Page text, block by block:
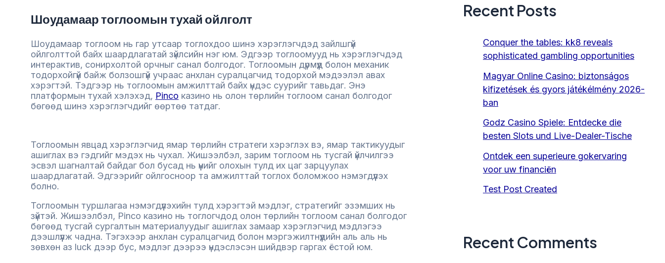
Шоудамаар тоглоомын тухай ойлголт
Шоудамаар тоглоом нь гар утсаар тоглохдоо шинэ хэрэглэгчдэд зайлшгүй
ойлголттой байх шаардлагатай зүйлсийн нэг юм. Эдгээр тоглоомууд нь хэрэглэгчдэд
интерактив, сонирхолтой орчныг санал болгодог. Тоглоомын дүрмүүд болон механик
тодорхойгүй байж болзошгүй учраас анхлан суралцагчид тодорхой мэдээлэл авах
хэрэгтэй. Тэдгээр нь тоглоомын амжилттай байх үндэс суурийг тавьдаг. Энэ
платформын тухай хэлэхэд, Pinco казино нь олон төрлийн тоглоом санал болгодог
бөгөөд шинэ хэрэглэгчдийг өөртөө татдаг.
Тоглоомын явцад хэрэглэгчид ямар төрлийн стратеги хэрэглэх вэ, ямар тактикуудыг
ашиглах вэ гэдгийг мэдэх нь чухал. Жишээлбэл, зарим тоглоом нь тусгай үйлчилгээ
эсвэл шагналтай байдаг бол бусад нь үүнийг олохын тулд их цаг зарцуулах
шаардлагатай. Эдгээрийг ойлгосноор та амжилттай тоглох боломжоо нэмэгдүүлэх
болно.
Тоглоомын туршлагаа нэмэгдүүлэхийн тулд хэрэгтэй мэдлэг, стратегийг эзэмших нь
зүйтэй. Жишээлбэл, Pinco казино нь тоглогчдод олон төрлийн тоглоом санал болгодог
бөгөөд тусгай сургалтын материалуудыг ашиглах замаар хэрэглэгчид мэдлэгээ
дээшлүүлж чадна. Тэгэхээр анхлан суралцагчид болон мэргэжилтнүүдийн аль аль нь
зөвхөн аз luck дээр бус, мэдлэг дээрээ үндэслэсэн шийдвэр гаргах ёстой юм.
Recent Posts
Conquer the tables: kk8 reveals
sophisticated gambling opportunities
Magyar Online Casino: biztonságos
kifizetések és gyors játékélmény 2026-
ban
Godz Casino Spiele: Entdecke die
besten Slots und Live-Dealer-Tische
Ontdek een superieure gokervaring
voor uw financiën
Test Post Created
Recent Comments